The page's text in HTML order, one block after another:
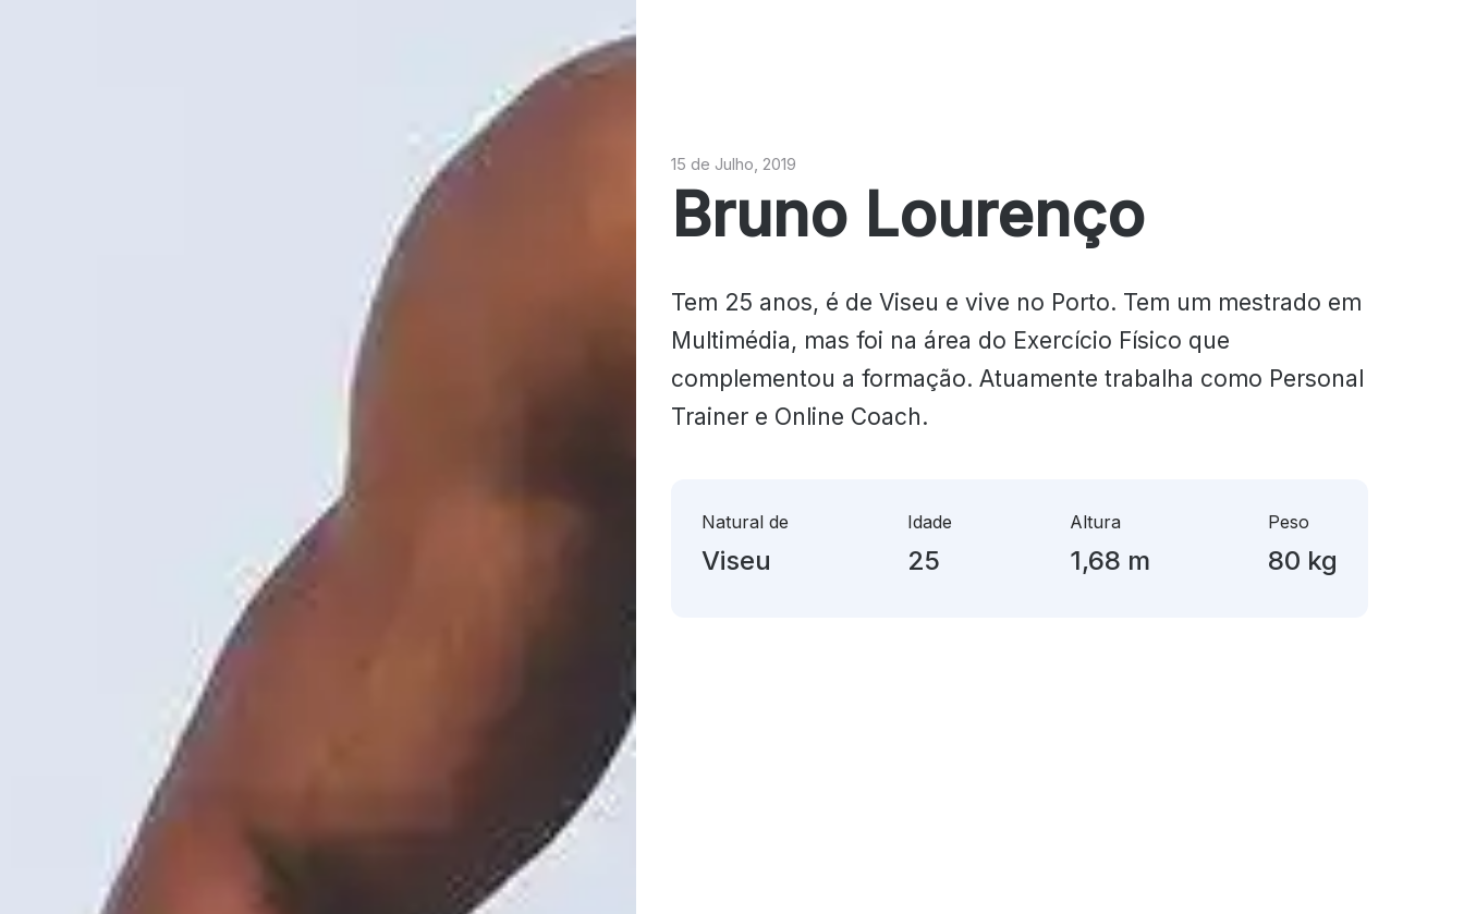
15 de Julho, 2019
Bruno Lourenço
Tem 25 anos, é de Viseu e vive no Porto. Tem um mestrado em
Multimédia, mas foi na área do Exercício Físico que
complementou a formação. Atuamente trabalha como Personal
Trainer e Online Coach.
Natural de
Viseu
Idade
25
Altura
1,68 m
Peso
80 kg